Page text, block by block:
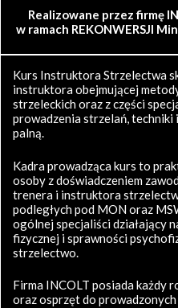
Realizowane przez firmę
w ramach REKONWERSJI
Kurs Instruktora Strzelectwa
instruktora obejmującej
strzeleckich oraz z części
prowadzenia strzelań,
palną.
Kadra prowadząca kurs to
osoby z doświadczeniem
trenera i instruktora
podległych pod MON oraz
ogólnej specjaliści działający
fizycznej i sprawności
strzelectwo.
Firma INCOLT posiada każdy
oraz osprzęt do